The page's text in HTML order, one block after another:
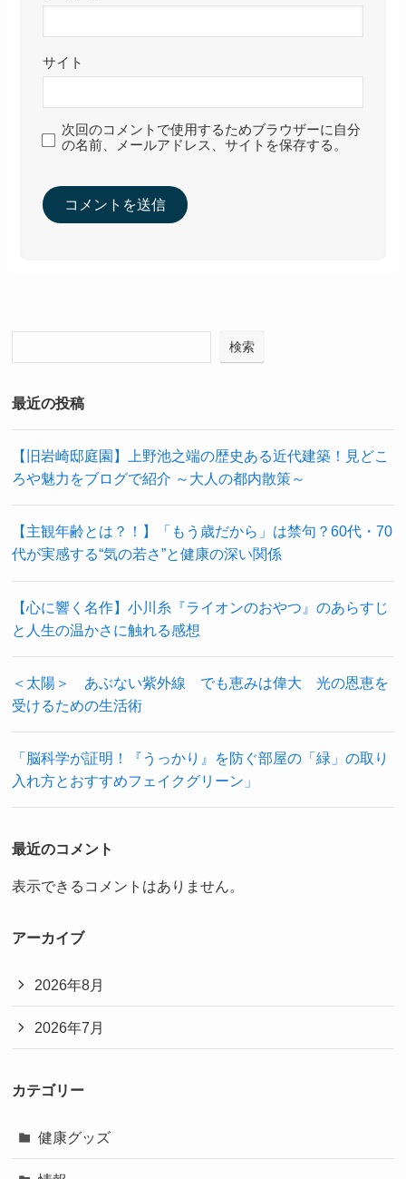
サイト
次回のコメントで使用するためブラウザーに自分
の名前、メールアドレス、サイトを保存する。
検索
最近の投稿
【旧岩崎邸庭園】上野池之端の歴史ある近代建築！見どこ
ろや魅力をブログで紹介 ～大人の都内散策～
【主観年齢とは？！】「もう歳だから」は禁句？60代・70
代が実感する“気の若さ”と健康の深い関係
【心に響く名作】小川糸『ライオンのおやつ』のあらすじ
と人生の温かさに触れる感想
＜太陽＞ あぶない紫外線 でも恵みは偉大 光の恩恵を
受けるための生活術
「脳科学が証明！『うっかり』を防ぐ部屋の「緑」の取り
入れ方とおすすめフェイクグリーン」
最近のコメント
表示できるコメントはありません。
アーカイブ
2026年8月
2026年7月
カテゴリー
健康グッズ